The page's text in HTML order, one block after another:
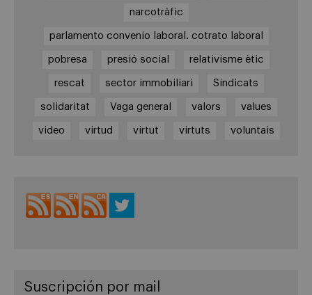
narcotràfic
parlamento convenio laboral. cotrato laboral
pobresa presió social relativisme ètic
rescat sector immobiliari Sindicats
solidaritat Vaga general valors values
video virtud virtut virtuts voluntais
Suscripción por mail